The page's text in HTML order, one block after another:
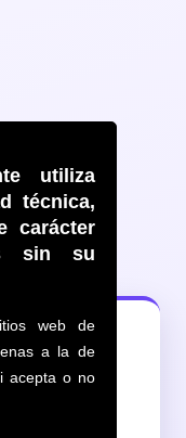
utiliza
técnica,
carácter
sin su
web de
a la de
acepta o no